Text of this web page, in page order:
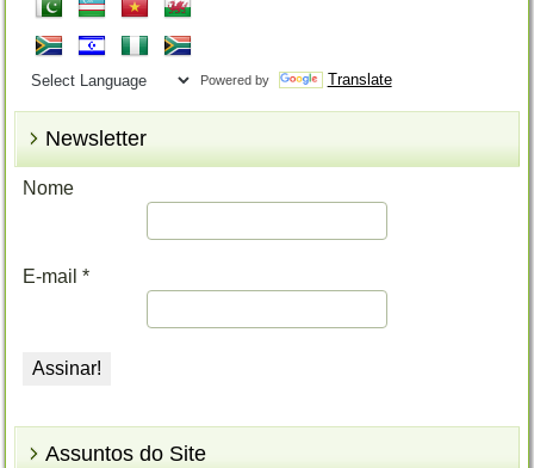
Powered by Translate
Newsletter
Nome
E-mail*
Assuntos do Site